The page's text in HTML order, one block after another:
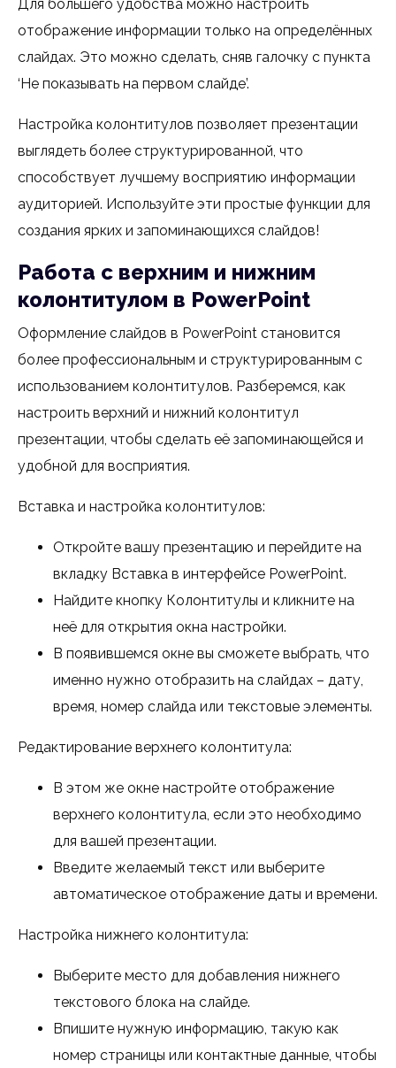
Для большего удобства можно настроить
отображение информации только на определённых
слайдах. Это можно сделать, сняв галочку с пункта
‘Не показывать на первом слайде’.
Настройка колонтитулов позволяет презентации
выглядеть более структурированной, что
способствует лучшему восприятию информации
аудиторией. Используйте эти простые функции для
создания ярких и запоминающихся слайдов!
Работа с верхним и нижним
колонтитулом в PowerPoint
Оформление слайдов в PowerPoint становится
более профессиональным и структурированным с
использованием колонтитулов. Разберемся, как
настроить верхний и нижний колонтитул
презентации, чтобы сделать её запоминающейся и
удобной для восприятия.
Вставка и настройка колонтитулов:
Откройте вашу презентацию и перейдите на
вкладку Вставка в интерфейсе PowerPoint.
Найдите кнопку Колонтитулы и кликните на
неё для открытия окна настройки.
В появившемся окне вы сможете выбрать, что
именно нужно отобразить на слайдах – дату,
время, номер слайда или текстовые элементы.
Редактирование верхнего колонтитула:
В этом же окне настройте отображение
верхнего колонтитула, если это необходимо
для вашей презентации.
Введите желаемый текст или выберите
автоматическое отображение даты и времени.
Настройка нижнего колонтитула:
Выберите место для добавления нижнего
текстового блока на слайде.
Впишите нужную информацию, такую как
номер страницы или контактные данные, чтобы